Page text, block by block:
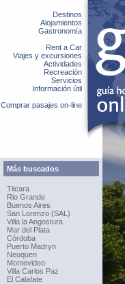
Destinos
Alojamientos
Gastronomía
Rent a Car
Viajes y excursiones
Actividades
Recreación
Servicios
Información útil
Comprar pasajes on-line
Más buscados
Tilcara
Rio Grande
Buenos Aires
San Lorenzo (SAL)
Villa la Angostura
Mar del Plata
Córdoba
Puerto Madryn
Neuquen
Montevideo
Villa Carlos Paz
El Calafate